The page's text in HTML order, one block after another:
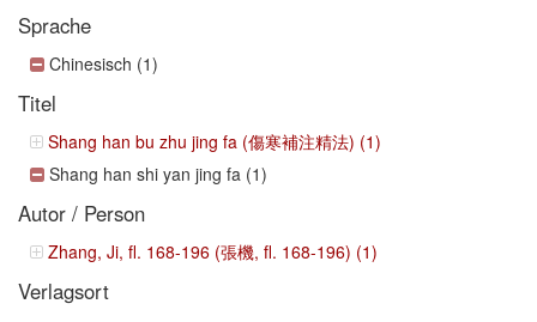
Sprache
Chinesisch (1)
Titel
Shang han bu zhu jing fa (傷寒補注精法) (1)
Shang han shi yan jing fa (1)
Autor / Person
Zhang, Ji, fl. 168-196 (張機, fl. 168-196) (1)
Verlagsort